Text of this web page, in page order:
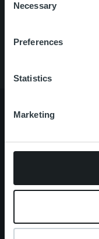
Selection
Necessary
Preferences
Statistics
Marketing
Om oss
Tjänster